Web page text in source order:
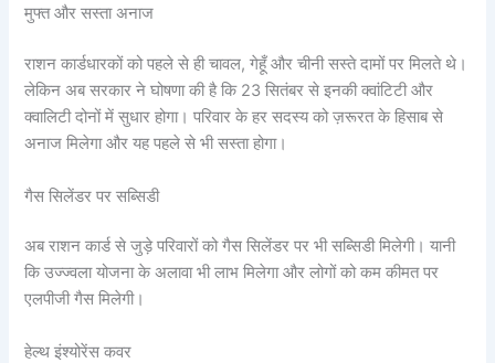
मुफ्त और सस्ता अनाज
राशन कार्डधारकों को पहले से ही चावल, गेहूँ और चीनी सस्ते दामों पर मिलते थे।
लेकिन अब सरकार ने घोषणा की है कि 23 सितंबर से इनकी क्वांटिटी और
क्वालिटी दोनों में सुधार होगा। परिवार के हर सदस्य को ज़रूरत के हिसाब से
अनाज मिलेगा और यह पहले से भी सस्ता होगा।
गैस सिलेंडर पर सब्सिडी
अब राशन कार्ड से जुड़े परिवारों को गैस सिलेंडर पर भी सब्सिडी मिलेगी। यानी
कि उज्ज्वला योजना के अलावा भी लाभ मिलेगा और लोगों को कम कीमत पर
एलपीजी गैस मिलेगी।
हेल्थ इंश्योरेंस कवर